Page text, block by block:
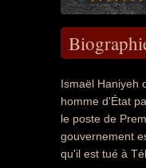
Ismaël Haniyeh
homme d'État
le poste de
gouvernement
qu'il est tué à